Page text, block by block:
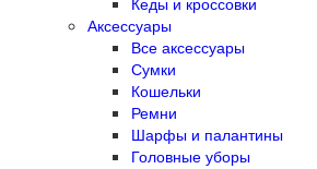
Аксессуары
Все аксессуары
Сумки
Кошельки
Ремни
Шарфы и палантины
Головные уборы